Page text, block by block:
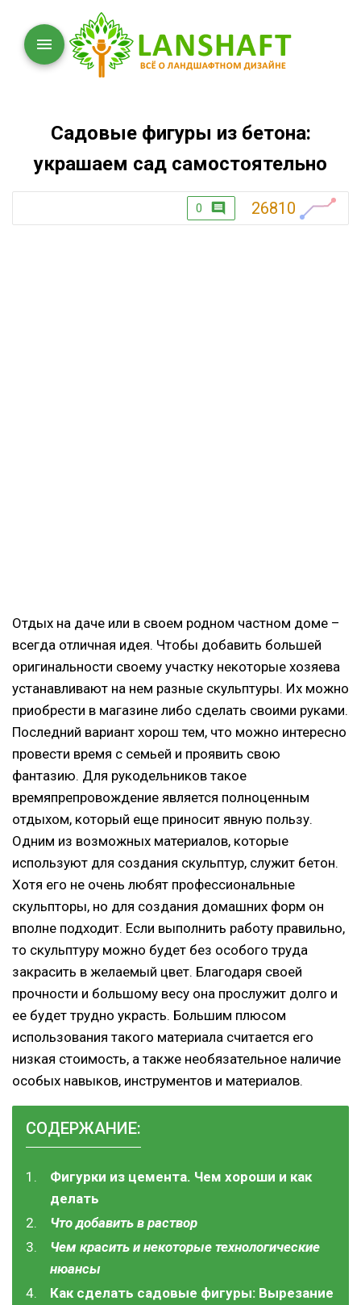
Садовые фигуры из бетона:
украшаем сад самостоятельно
0 26810
Отдых на даче или в своем родном частном доме –
всегда отличная идея. Чтобы добавить большей
оригинальности своему участку некоторые хозяева
устанавливают на нем разные скульптуры. Их можно
приобрести в магазине либо сделать своими руками.
Последний вариант хорош тем, что можно интересно
провести время с семьей и проявить свою
фантазию. Для рукодельников такое
времяпрепровождение является полноценным
отдыхом, который еще приносит явную пользу.
Одним из возможных материалов, которые
используют для создания скульптур, служит бетон.
Хотя его не очень любят профессиональные
скульпторы, но для создания домашних форм он
вполне подходит. Если выполнить работу правильно,
то скульптуру можно будет без особого труда
закрасить в желаемый цвет. Благодаря своей
прочности и большому весу она прослужит долго и
ее будет трудно украсть. Большим плюсом
использования такого материала считается его
низкая стоимость, а также необязательное наличие
особых навыков, инструментов и материалов.
СОДЕРЖАНИЕ:
Фигурки из цемента. Чем хороши и как
делать
Что добавить в раствор
Чем красить и некоторые технологические
нюансы
Как сделать садовые фигуры: Вырезание